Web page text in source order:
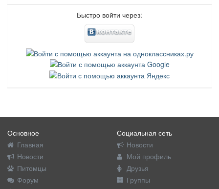
Быстро войти через:
Основное
Главная
Новости
Питомцы
Форум
Социальная сеть
Новости
Мой профиль
Друзья
Группы